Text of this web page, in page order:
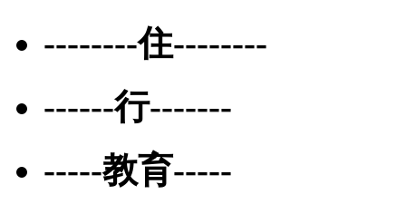
--------住--------
------行-------
-----教育-----